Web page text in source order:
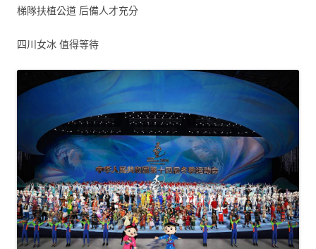
梯隊扶植公道 后備人才充分
四川女冰 值得等待